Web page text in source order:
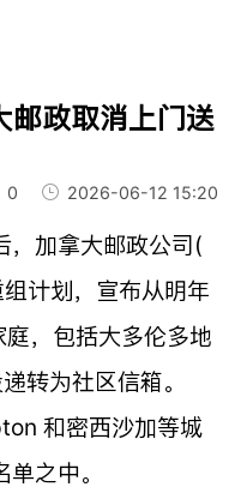
邮政取消上门送
0 2026-06-12 15:20
，加拿大邮政公司(
计划，宣布从明年
，包括大多伦多地
转为社区信箱。
和密西沙加等城
之中。